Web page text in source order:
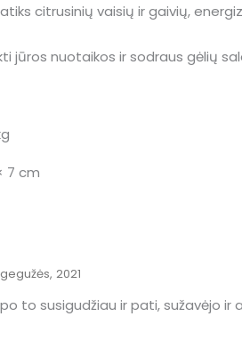
citrusinių vaisių ir gaivių,
jūros nuotaikos ir sodraus gėlių
7 cm
2021
to susigudžiau ir pati, sužavėjo ir